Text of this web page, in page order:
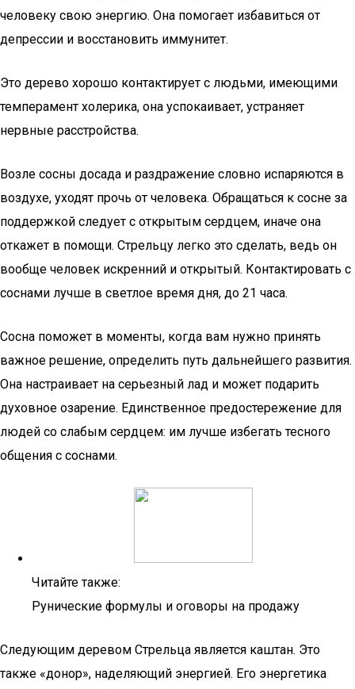
человеку свою энергию. Она помогает избавиться от
депрессии и восстановить иммунитет.
Это дерево хорошо контактирует с людьми, имеющими
темперамент холерика, она успокаивает, устраняет
нервные расстройства.
Возле сосны досада и раздражение словно испаряются в
воздухе, уходят прочь от человека. Обращаться к сосне за
поддержкой следует с открытым сердцем, иначе она
откажет в помощи. Стрельцу легко это сделать, ведь он
вообще человек искренний и открытый. Контактировать с
соснами лучше в светлое время дня, до 21 часа.
Сосна поможет в моменты, когда вам нужно принять
важное решение, определить путь дальнейшего развития.
Она настраивает на серьезный лад и может подарить
духовное озарение. Единственное предостережение для
людей со слабым сердцем: им лучше избегать тесного
общения с соснами.
Читайте также:
Рунические формулы и оговоры на продажу
Следующим деревом Стрельца является каштан. Это
также «донор», наделяющий энергией. Его энергетика